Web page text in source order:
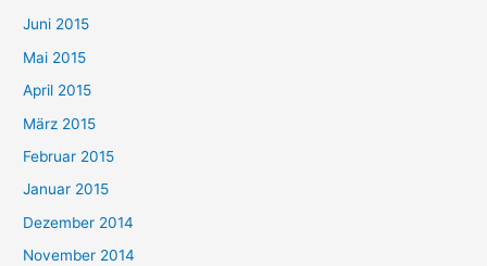
Juni 2015
Mai 2015
April 2015
März 2015
Februar 2015
Januar 2015
Dezember 2014
November 2014